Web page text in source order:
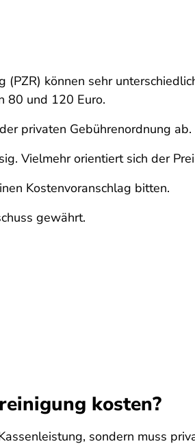
können sehr
80 und 120 Euro.
privaten Gebührenordnung ab.
Vielmehr orientiert sich der
Kostenvoranschlag bitten.
gewährt.
kosten?
sondern muss